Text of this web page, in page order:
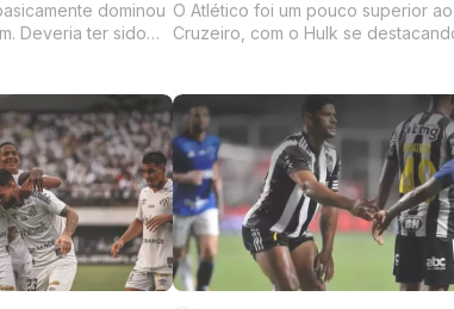
dominou
Deveria ter sido
do Bravo, o
na marcação
O Atlético foi um pouco superior ao
Cruzeiro, com o Hulk se
continuou dessa mesma maneira e
basicamente sua resolução se deu
grandes lances indi...